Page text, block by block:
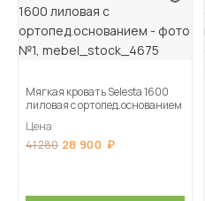
Мягкая кровать Selesta 1600
лиловая с ортопед.основанием
Цена
41 280 28 900